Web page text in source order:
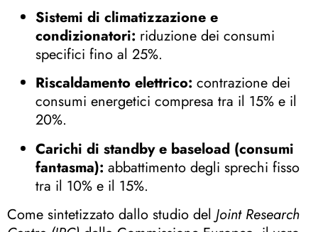
Sistemi di climatizzazione e
condizionatori: riduzione dei consumi
specifici fino al 25%.
Riscaldamento elettrico: contrazione dei
consumi energetici compresa tra il 15% e il
20%.
Carichi di standby e baseload (consumi
fantasma): abbattimento degli sprechi fisso
tra il 10% e il 15%.
Come sintetizzato dallo studio del Joint Research